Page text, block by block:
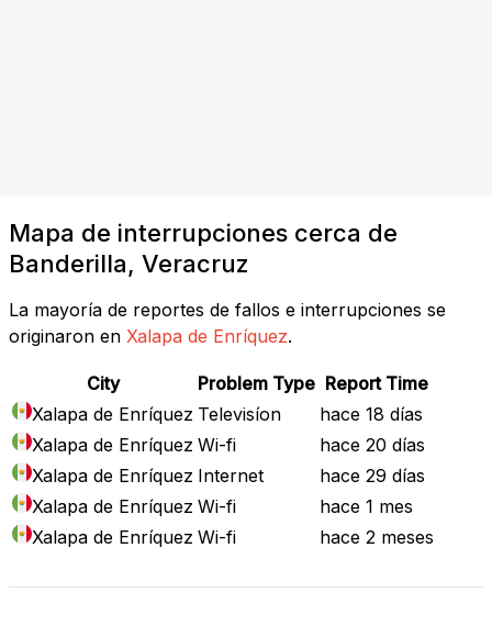
Mapa de interrupciones cerca de
Banderilla, Veracruz
La mayoría de reportes de fallos e interrupciones se
originaron en Xalapa de Enríquez.
City Problem Type Report Time
Xalapa de Enríquez Televisíon
hace 18 días
Xalapa de Enríquez Wi-fi
hace 20 días
Xalapa de Enríquez Internet
hace 29 días
Xalapa de Enríquez Wi-fi
hace 1 mes
Xalapa de Enríquez Wi-fi hace 2 meses